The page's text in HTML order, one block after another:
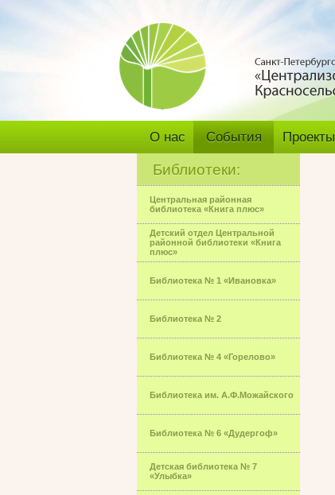
О нас События Проекты
Библиотеки:
Центральная районная
библиотека «Книга плюс»
Детский отдел Центральной
районной библиотеки «Книга
плюс»
Библиотека № 1 «Ивановка»
Библиотека № 2
Библиотека № 4 «Горелово»
Библиотека им. А.Ф.Можайского
Библиотека № 6 «Дудергоф»
Детская библиотека № 7
«Улыбка»